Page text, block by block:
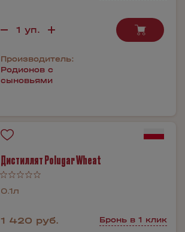
Производитель:
Родионов с
сыновьями
Дистиллят Polugar Wheat
0.1л
1 420 руб. Бронь в 1 клик